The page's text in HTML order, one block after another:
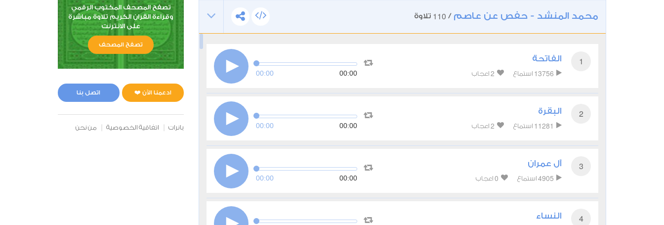
محمد المنشد - حفص عن عاصم /
110 تلاوة
1 الفاتحة
13756 استماع 2 اعجاب 00:00 00:00
2 البقرة
11281 استماع 2 اعجاب 00:00 00:00
3 آل عمران
4905 استماع 0 اعجاب 00:00 00:00
4 النساء
تصفح المصحف المكتوب الرقمي
وقراءة القران الكريم تلاوة مباشرة
على الانترنت
تصفح المصحف
ادعمنا الآن ❤️ اتصل بنا
بانرات اتفاقية الخصوصية من نحن